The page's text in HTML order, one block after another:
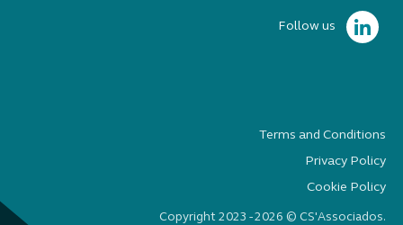
Follow us
Terms and Conditions
Privacy Policy
Cookie Policy
Copyright 2023 - 2026 © CS'Associados.